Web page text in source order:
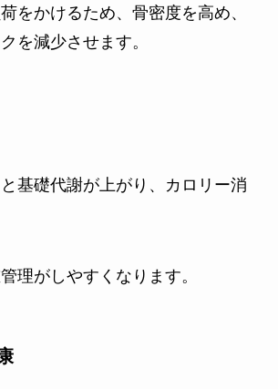
をかけるため、骨密度を高め、
を減少させます。
基礎代謝が上がり、カロリー消
理がしやすくなります。